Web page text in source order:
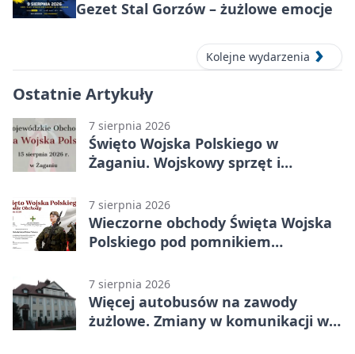
Gezet Stal Gorzów – żużlowe emocje
Kolejne wydarzenia
Ostatnie Artykuły
7 sierpnia 2026
Święto Wojska Polskiego w
Żaganiu. Wojskowy sprzęt i
7 sierpnia 2026
Wieczorne obchody Święta Wojska
Polskiego pod pomnikiem
7 sierpnia 2026
Więcej autobusów na zawody
żużlowe. Zmiany w komunikacji w